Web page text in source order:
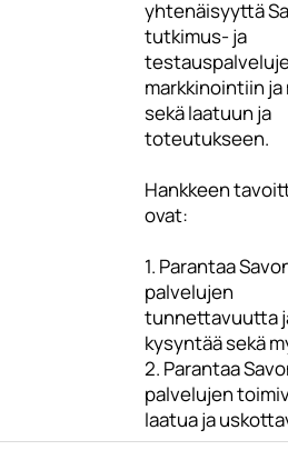
yhtenäisyyttä
tutkimus- ja
markkinointiin
sekä laatuun ja
toteutukseen.
Hankkeen
ovat:
1. Parantaa
palvelujen
tunnettavuutta
kysyntää sekä
2. Parantaa
palvelujen
laatua ja